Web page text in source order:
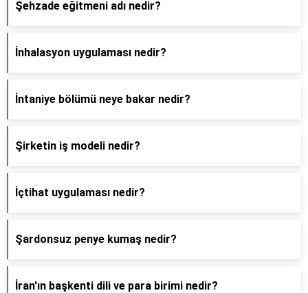
Şehzade eğitmeni adı nedir?
İnhalasyon uygulaması nedir?
İntaniye bölümü neye bakar nedir?
Şirketin iş modeli nedir?
İçtihat uygulaması nedir?
Şardonsuz penye kumaş nedir?
İran'ın başkenti dili ve para birimi nedir?